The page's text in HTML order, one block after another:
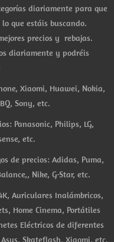
diariamente para que
que estáis buscando.
precios y rebajas.
diariamente y podréis
Xiaomi, Huawei, Nokia,
Sony, etc.
Panasonic, Philips, LG,
etc.
de precios: Adidas, Puma,
Nike, G-Star, etc.
Auriculares Inalámbricos,
Home Cinema, Portátiles
Eléctricos de diferentes
Asus, Skateflash, Xiaomi, etc.